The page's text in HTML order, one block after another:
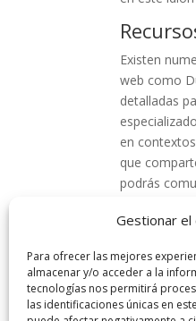
Gestionar el
Para ofrecer las mejores
almacenar y/o acceder a la
tecnologías nos permitirá
las identificaciones únicas en
Existen
web como
detalladas
en
que
podrás
Mejorar tu
inglesa.